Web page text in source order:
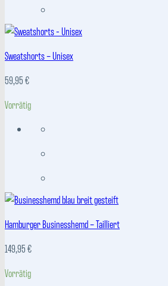
Sweatshorts – Unisex
59,95€
Vorrätig
Hamburger Businesshemd – Tailliert
149,95€
Vorrätig